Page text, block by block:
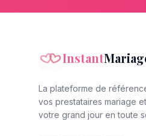
Instant
La plateforme de
vos prestataires mariage
votre grand jour en toute